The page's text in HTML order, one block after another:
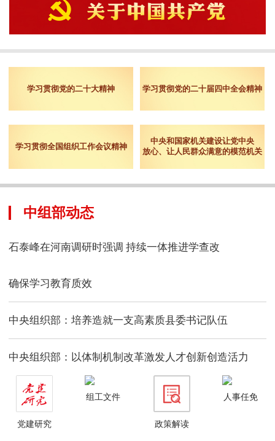
学习贯彻党的二十大精神 学习贯彻党的二十届四中全会精神
学习贯彻全国组织工作会议精神
中央和国家机关建设让党中央
放心、让人民群众满意的模范机关
中组部动态
石泰峰在河南调研时强调 持续一体推进学查改
确保学习教育质效
中央组织部：培养造就一支高素质县委书记队伍
中央组织部：以体制机制改革激发人才创新创造活力
党建研究
组工文件
政策解读
人事任免